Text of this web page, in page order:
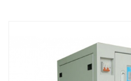
охладитель масла оснащен
теплообменником из
масляным баком и масляным